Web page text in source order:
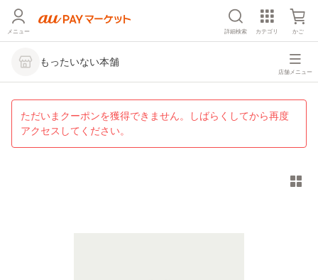
メニュー 詳細検索 カテゴリ かご
もったいない本舗
店舗メニュー
ただいまクーポンを獲得できません。しばらくしてから再度
アクセスしてください。